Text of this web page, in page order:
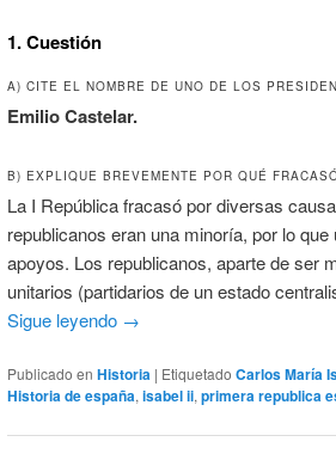
1. Cuestión
A) CITE EL NOMBRE DE UNO DE LOS
Emilio Castelar.
B) EXPLIQUE BREVEMENTE POR QUÉ
La I República fracasó por diversas
republicanos eran una minoría, por lo
apoyos. Los republicanos, aparte de ser
unitarios (partidarios de un estado
Sigue leyendo →
Publicado en Historia | Etiquetado Carlos María
Historia de españa, isabel ii, primera republica